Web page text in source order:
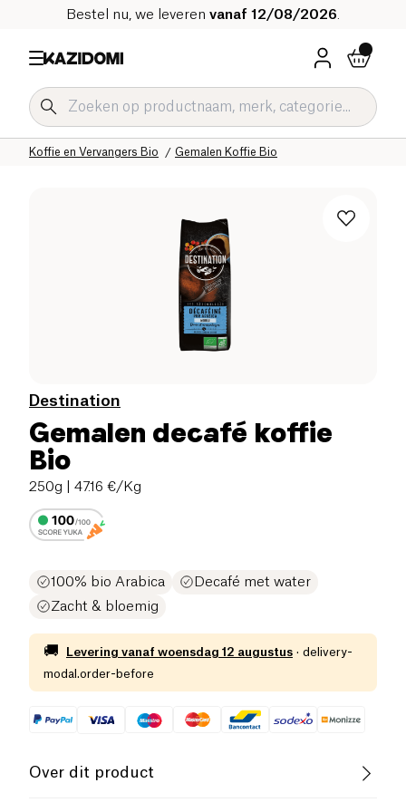
Bestel nu, we leveren vanaf 12/08/2026
Gemalen Koffie Bio
Koffie en Vervangers Bio
Dranken Bio
Onze biologische catalogus
Home
Destination
Gemalen decafé koffie
Bio
250g | 47.16 €/Kg
100% bio Arabica
Decafé met water
Zacht & bloemig
🚚 Levering vanaf woensdag 12 augustus · delivery-
modal.order-before
Over dit product